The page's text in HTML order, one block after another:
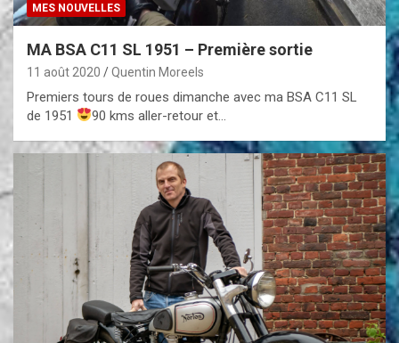
MES NOUVELLES
MA BSA C11 SL 1951 – Première sortie
11 août 2020 Quentin Moreels
Premiers tours de roues dimanche avec ma BSA C11 SL
de 1951
90 kms aller-retour et…